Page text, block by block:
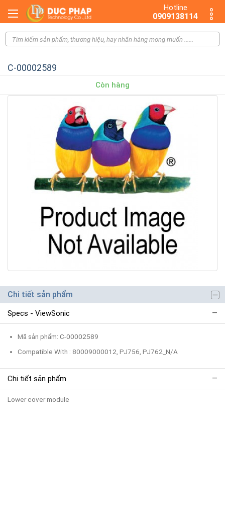
Hotline
0909138114
C-00002589
Còn hàng
Chi tiết sản phẩm
Specs - ViewSonic
Mã sản phẩm: C-00002589
Compatible With : 80009000012, PJ756, PJ762_N/A
Chi tiết sản phẩm
Lower cover module